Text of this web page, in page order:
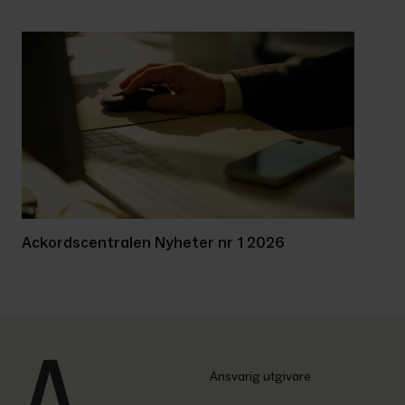
Ackordscentralen Nyheter nr 1 2026
Ansvarig utgivare